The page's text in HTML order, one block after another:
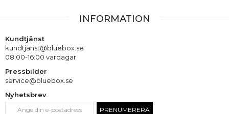
INFORMATION
Kundtjänst
kundtjanst@bluebox.se
08:00-16:00 vardagar
Pressbilder
service@bluebox.se
Nyhetsbrev
PRENUMERERA